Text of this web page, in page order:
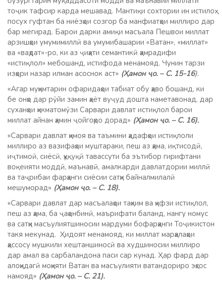
тоҷик тафсир карда мешавад. Мантиқи сохтории ин истилоҳ
посух гуфтан ба ниёзҳои созгор ба манфиатҳои миллиро дар
бар мегирад. Барои дарки амиқи масъала Пешвои миллат
арзишҳои умумимиллӣ ва умумибашарии «Ватан», «миллат»
ва «ваҳдат»-ро, ки аз ҷиҳати семантикӣ ҳамрадифи
«истиқлол» мебошанд, истифода менамояд. Чунин тарзи
изҳори назар илман асоснок аст» (Ҳамон ҷо. – С. 15-16).
«Агар муҳимтарин офаридаҳои табиат обу ҳаво бошанд, ки
бе онҳо дар рӯйи замин ҳаёт вуҷуд дошта наметавонад, дар
суханҳои ҳикматомӯзи Сарвари давлат истиқлол барои
миллат айнан ҳамин ҷойгоҳро дорад» (Ҳамон ҷо. – С. 16).
«Сарвари давлат ҳимоя ва таъмини ҳадафҳои истиқлоли
миллиро аз вазифаҳои муштараки, пеш аз ҳама, иқтисодӣ,
иҷтимоӣ, сиёсӣ, ҳуқуқӣ тавассути ба эътибор гирифтани
воқеияти моддӣ, маънавӣ, амалкарди давлатдории миллӣ
ва таҷрибаи фарҳанги сиёсии сатҳи байналмилалӣ
мешуморад» (Ҳамон ҷо. – С. 18).
«Сарвари давлат дар масъалаҳои таҳким ва ҳифзи истиқлол,
пеш аз ҳама, ба ҷаҳонбинӣ, маърифати баланд, нангу номус
ва сатҳи масъулиятшиносии мардуми бофарҳанги Тоҷикистон
такя мекунад. Ҳидоят менамояд, ки миллат марҳалаҳои
ҳассосу мушкили хештаншиносӣ ва худшиносии миллиро
дар амал ва сарбаландона паси сар кунад. Ҳар фард дар
алоҳидагӣ моҳияти Ватан ва масъулияти ватандориро эҳсос
намояд» (Ҳамон ҷо. – С. 21).